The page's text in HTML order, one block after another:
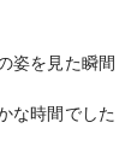
姿を見た瞬間
な時間でした